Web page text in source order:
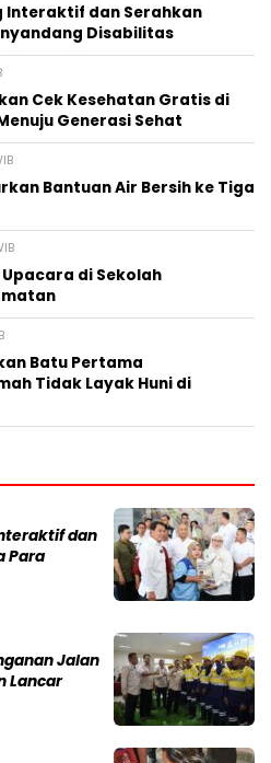
Interaktif dan Serahkan
Disabilitas
Cek Kesehatan Gratis di
Generasi Sehat
Bantuan Air Bersih ke Tiga
di Sekolah
Batu Pertama
Tidak Layak Huni di
dan
Para
Jalan
Lancar